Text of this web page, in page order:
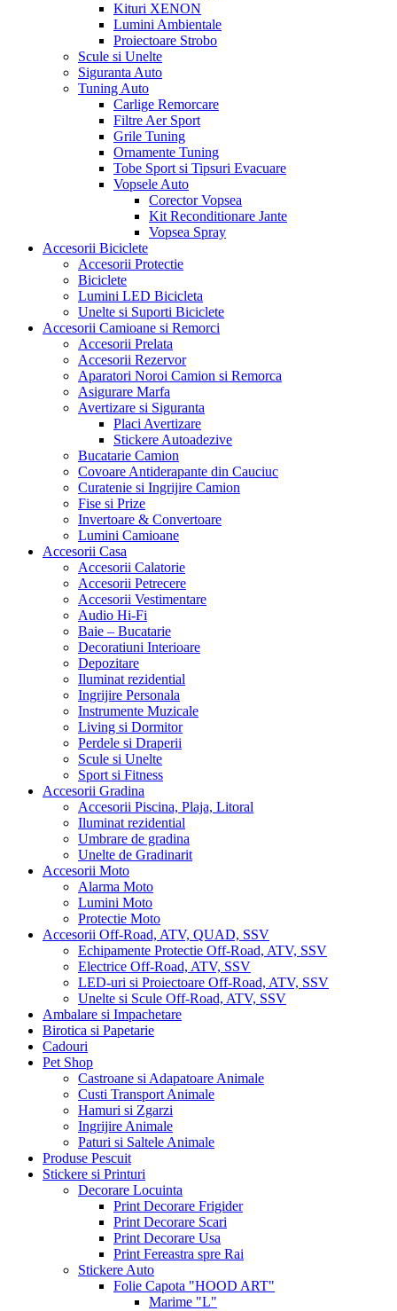
Kituri XENON
Lumini Ambientale
Proiectoare Strobo
Scule si Unelte
Siguranta Auto
Tuning Auto
Carlige Remorcare
Filtre Aer Sport
Grile Tuning
Ornamente Tuning
Tobe Sport si Tipsuri Evacuare
Vopsele Auto
Corector Vopsea
Kit Reconditionare Jante
Vopsea Spray
Accesorii Biciclete
Accesorii Protectie
Biciclete
Lumini LED Bicicleta
Unelte si Suporti Biciclete
Accesorii Camioane si Remorci
Accesorii Prelata
Accesorii Rezervor
Aparatori Noroi Camion si Remorca
Asigurare Marfa
Avertizare si Siguranta
Placi Avertizare
Stickere Autoadezive
Bucatarie Camion
Covoare Antiderapante din Cauciuc
Curatenie si Ingrijire Camion
Fise si Prize
Invertoare & Convertoare
Lumini Camioane
Accesorii Casa
Accesorii Calatorie
Accesorii Petrecere
Accesorii Vestimentare
Audio Hi-Fi
Baie – Bucatarie
Decoratiuni Interioare
Depozitare
Iluminat rezidential
Ingrijire Personala
Instrumente Muzicale
Living si Dormitor
Perdele si Draperii
Scule si Unelte
Sport si Fitness
Accesorii Gradina
Accesorii Piscina, Plaja, Litoral
Iluminat rezidential
Umbrare de gradina
Unelte de Gradinarit
Accesorii Moto
Alarma Moto
Lumini Moto
Protectie Moto
Accesorii Off-Road, ATV, QUAD, SSV
Echipamente Protectie Off-Road, ATV, SSV
Electrice Off-Road, ATV, SSV
LED-uri si Proiectoare Off-Road, ATV, SSV
Unelte si Scule Off-Road, ATV, SSV
Ambalare si Impachetare
Birotica si Papetarie
Cadouri
Pet Shop
Castroane si Adapatoare Animale
Custi Transport Animale
Hamuri si Zgarzi
Ingrijire Animale
Paturi si Saltele Animale
Produse Pescuit
Stickere si Printuri
Decorare Locuinta
Print Decorare Frigider
Print Decorare Scari
Print Decorare Usa
Print Fereastra spre Rai
Stickere Auto
Folie Capota "HOOD ART"
Marime "L"